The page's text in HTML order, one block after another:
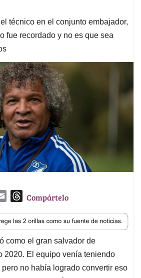
técnico en el conjunto embajador,
fue recordado y no es que sea
a
i
l
T
r
e
a
d
s
Compártelo
como el gran salvador de
2020. El equipo venía teniendo
no había logrado convertir eso